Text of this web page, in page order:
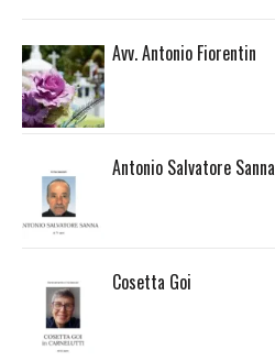
Avv. Antonio Fiorentin
Antonio Salvatore Sanna
Cosetta Goi